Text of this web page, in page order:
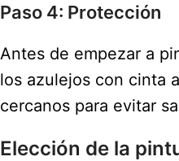
Paso 4: Protección
Antes de empezar a
los azulejos con cinta
cercanos para evitar
Elección de la